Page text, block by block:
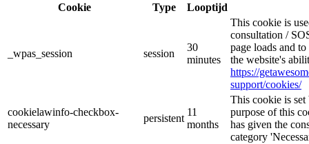
Cookie
Type Looptijd
_wpas_session session
30
minutes
This cookie is
consultation /
page loads and
the website's
https://
support/cookies/
cookielawinfo-checkbox-
necessary
persistent
11
months
This cookie is
purpose of this
has given the
category